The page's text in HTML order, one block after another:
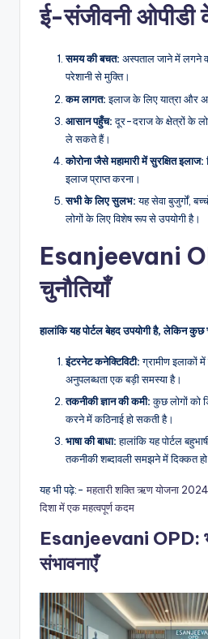
ई-संजीवनी ओपीडी
समय की बचत: अस्पताल जाने में लगने
परेशानी से मुक्ति।
कम लागत:इलाज के लिए यात्रा और
आसान पहुँच:दूर-दराज के क्षेत्रों के
ले सकते हैं।
कोरोना जैसे महामारी में सुरक्षित इलाज:
इलाज प्राप्त करना।
सभी के लिए सुलभ:यह सेवा बुजुर्गों,
लोगों के लिए विशेष रूप से उपयोगी है।
Esanjeevani
चुनौतियाँ
हालांकि यह पोर्टल बेहद उपयोगी है, लेकिन कुछ
इंटरनेट कनेक्टिविटी:ग्रामीण इलाकों में
अनुपलब्धता एक बड़ी समस्या है।
तकनीकी ज्ञान की कमी:कुछ लोगों को
करने में कठिनाई हो सकती है।
भाषा की बाधा:हालांकि यह पोर्टल
तकनीकी शब्दावली समझने में दिक्कत
यह भी पढ़े:-महतारी शक्ति ऋण योजना
दिशा में एक महत्वपूर्ण कदम
Esanjeevani OPD:
संभावनाएँ